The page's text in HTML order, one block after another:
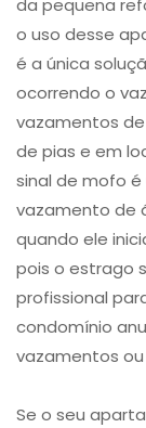
o uso desse
é a única
ocorrendo o
vazamentos
de pias e em
sinal de mofo
vazamento de
quando ele
pois o estrago
profissional
condomínio
vazamentos
Se o seu